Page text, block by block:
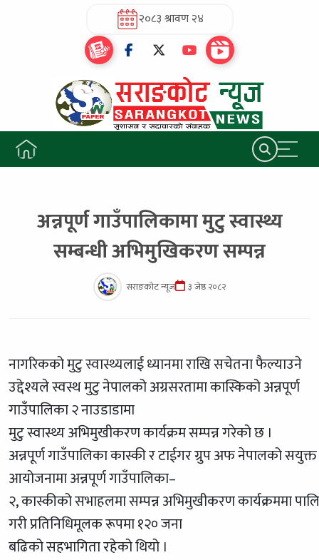
२०८३ श्रावण २४
अन्नपूर्ण गाउँपालिकामा मुटु स्वास्थ्य
सम्बन्धी अभिमुखिकरण सम्पन्न
सराङकोट न्यूज ३ जेष्ठ २०८२
नागरिकको मुटु स्वास्थ्यलाई ध्यानमा राखि सचेतना फैल्याउने
उद्देश्यले स्वस्थ मुटु नेपालको अग्रसरतामा कास्किको अन्नपूर्ण
गाउँपालिका २ नाउडाडामा
मुटु स्वास्थ्य अभिमुखीकरण कार्यक्रम सम्पन्न गरेको छ ।
अन्नपूर्ण गाउँपालिका कास्की र टाईगर ग्रुप अफ नेपालको सयुक्त
आयोजनामा अन्नपूर्ण गाउँपालिका–
२, कास्कीको सभाहलमा सम्पन्न अभिमुखीकरण कार्यक्रममा
गरी प्रतिनिधिमूलक रूपमा १२० जना
बढिको सहभागिता रहेको थियो ।